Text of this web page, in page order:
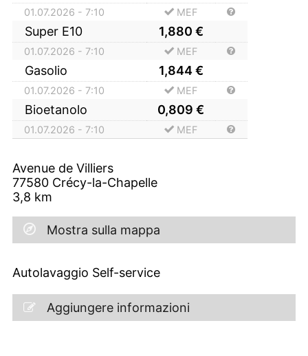
01.07.2026 - 7:10 MEF
Super E10 1,880 €
01.07.2026 - 7:10 MEF
Gasolio 1,844€
01.07.2026 - 7:10 MEF
Bioetanolo 0,809 €
01.07.2026 - 7:10 MEF
Avenue de Villiers
77580 Crécy-la-Chapelle
3,8 km
Mostra sulla mappa
Autolavaggio Self-service
Aggiungere informazioni